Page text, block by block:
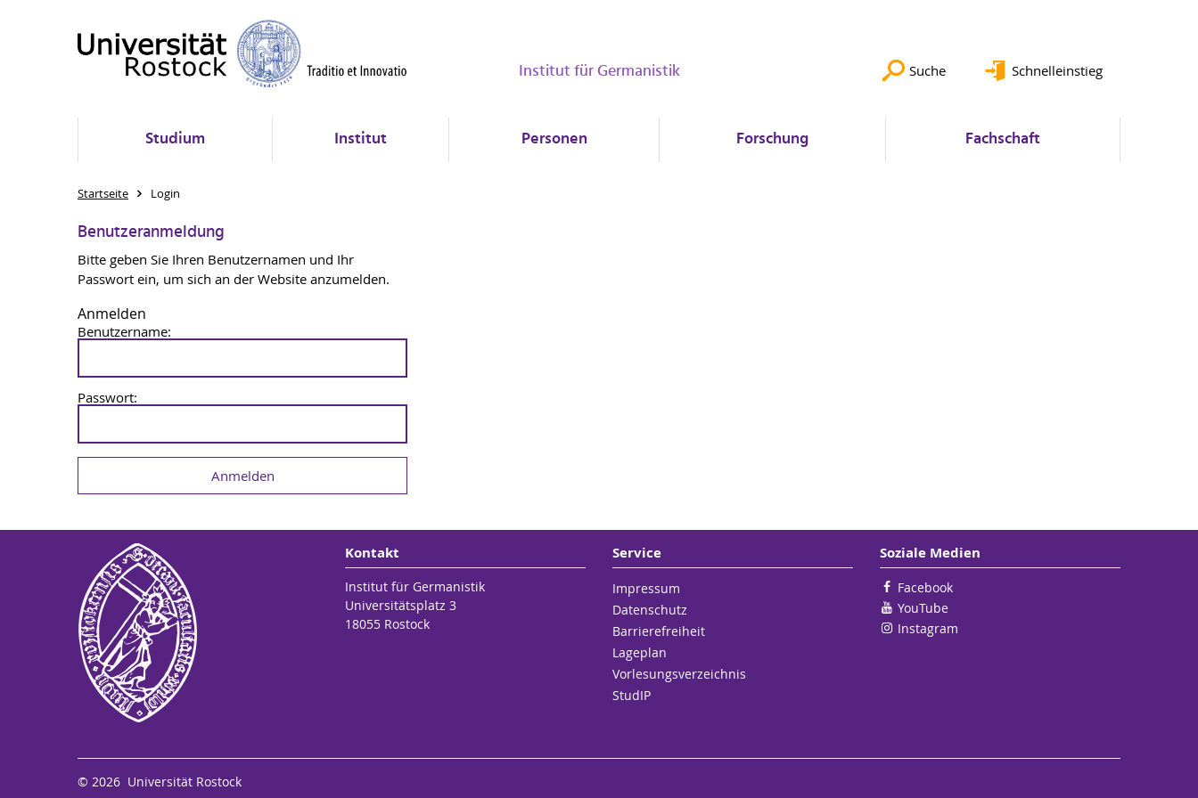
Institut für Germanistik Suche Schnelleinstieg
Studium Institut Personen Forschung Fachschaft
Startseite Login
Benutzeranmeldung
Bitte geben Sie Ihren Benutzernamen und Ihr
Passwort ein, um sich an der Website anzumelden.
Anmelden
Benutzername:
Passwort:
Kontakt
Institut für Germanistik
Universitätsplatz 3
18055 Rostock
Service
Impressum
Datenschutz
Barrierefreiheit
Lageplan
Vorlesungsverzeichnis
StudIP
Soziale Medien
Facebook
YouTube
Instagram
© 2026 Universität Rostock